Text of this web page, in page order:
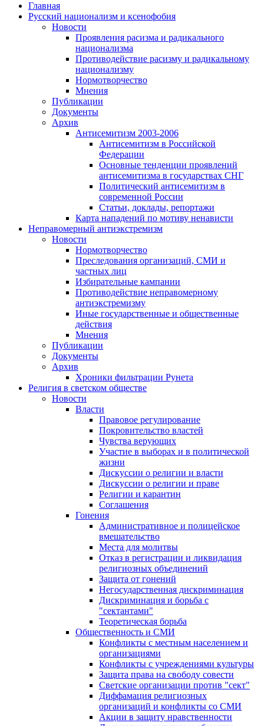
Главная
Русский национализм и ксенофобия
Новости
Проявления расизма и радикального
национализма
Противодействие расизму и радикальному
национализму
Нормотворчество
Мнения
Публикации
Документы
Архив
Антисемитизм 2003-2006
Антисемитизм в Российской
Федерации
Основные тенденции проявлений
антисемитизма в государствах СНГ
Политический антисемитизм в
современной России
Статьи, доклады, репортажи
Карта нападений по мотиву ненависти
Неправомерный антиэкстремизм
Новости
Нормотворчество
Преследования организаций, СМИ и
частных лиц
Избирательные кампании
Противодействие неправомерному
антиэкстремизму
Иные государственные и общественные
действия
Мнения
Публикации
Документы
Архив
Хроники фильтрации Рунета
Религия в светском обществе
Новости
Власти
Правовое регулирование
Покровительство властей
Чувства верующих
Участие в выборах и в политической
жизни
Дискуссии о религии и власти
Дискуссии о религии и праве
Религии и карантин
Соглашения
Гонения
Административное и полицейское
вмешательство
Места для молитвы
Отказ в регистрации и ликвидация
религиозных объединений
Защита от гонений
Негосударственная дискриминация
Дискриминация и борьба с
"сектантами"
Теоретическая борьба
Общественность и СМИ
Конфликты с местным населением и
организациями
Конфликты с учреждениями культуры
Защита права на свободу совести
Светские организации против "сект"
Диффамация религиозных
организаций и конфликты со СМИ
Акции в защиту нравственности